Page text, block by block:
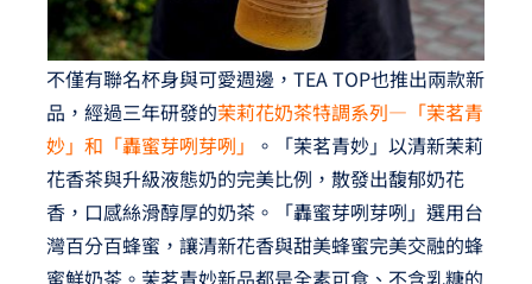
不僅有聯名杯身與可愛週邊，TEA TOP也推出兩款新
品，經過三年研發的茉莉花奶茶特調系列—「茉茗青
妙」和「轟蜜芽咧芽咧」
。「茉茗青妙」以清新茉莉
花香茶與升級液態奶的完美比例，散發出馥郁奶花
香，口感絲滑醇厚的奶茶。「轟蜜芽咧芽咧」選用台
灣百分百蜂蜜，讓清新花香與甜美蜂蜜完美交融的蜂